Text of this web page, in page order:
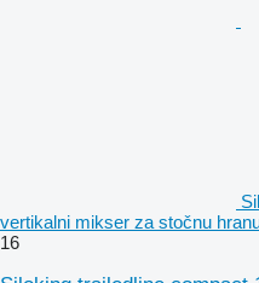
vertikalni mikser za stočnu
16